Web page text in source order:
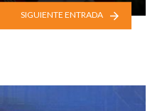
SIGUIENTE ENTRADA